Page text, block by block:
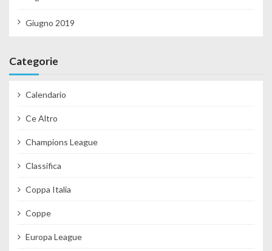
Giugno 2019
Categorie
Calendario
Ce Altro
Champions League
Classifica
Coppa Italia
Coppe
Europa League